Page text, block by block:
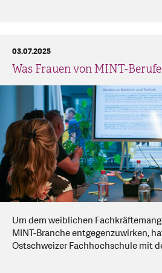
Was Frauen von MINT-
03.07.2025
Um dem weiblichen
MINT-Branche entgegenzuwirken,
Ostschweizer Fachhochschule mit